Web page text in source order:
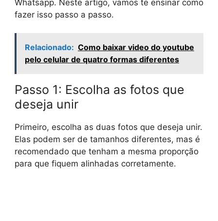
Whatsapp. Neste artigo, vamos te ensinar como
fazer isso passo a passo.
Relacionado: Como baixar video do youtube
pelo celular de quatro formas diferentes
Passo 1: Escolha as fotos que
deseja unir
Primeiro, escolha as duas fotos que deseja unir.
Elas podem ser de tamanhos diferentes, mas é
recomendado que tenham a mesma proporção
para que fiquem alinhadas corretamente.